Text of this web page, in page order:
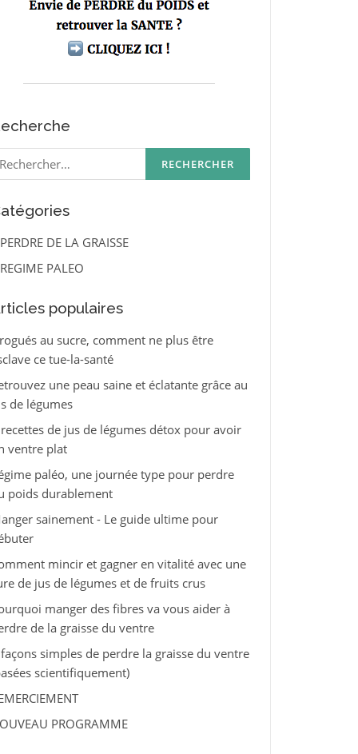
:
PERDRE DE LA GRAISSE
REGIME PALEO
populaires
au sucre, comment ne plus être
ce tue-la-santé
une peau saine et éclatante grâce au
de légumes
de jus de légumes détox pour avoir
ventre plat
paléo, une journée type pour perdre
poids durablement
sainement - Le guide ultime pour
mincir et gagner en vitalité avec une
de jus de légumes et de fruits crus
manger des fibres va vous aider à
de la graisse du ventre
simples de perdre la graisse du ventre
scientifiquement)
PROGRAMME